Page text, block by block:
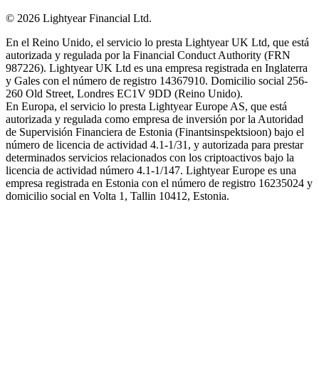
© 2026 Lightyear Financial Ltd.
En el Reino Unido, el servicio lo presta Lightyear UK Ltd, que está
autorizada y regulada por la Financial Conduct Authority (FRN
987226). Lightyear UK Ltd es una empresa registrada en Inglaterra
y Gales con el número de registro 14367910. Domicilio social 256-
260 Old Street, Londres EC1V 9DD (Reino Unido).
En Europa, el servicio lo presta Lightyear Europe AS, que está
autorizada y regulada como empresa de inversión por la Autoridad
de Supervisión Financiera de Estonia (Finantsinspektsioon) bajo el
número de licencia de actividad 4.1-1/31, y autorizada para prestar
determinados servicios relacionados con los criptoactivos bajo la
licencia de actividad número 4.1-1/147. Lightyear Europe es una
empresa registrada en Estonia con el número de registro 16235024 y
domicilio social en Volta 1, Tallin 10412, Estonia.